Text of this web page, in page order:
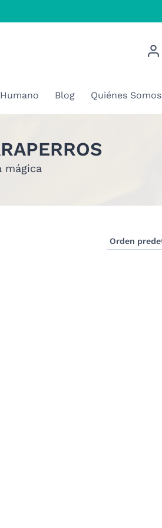
Blog Quiénes Somos
mágica